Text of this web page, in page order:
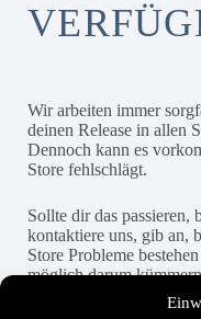
Wir arbeiten immer
deinen Release in allen
Dennoch kann es
Store fehlschlägt.
Sollte dir das passieren,
kontaktiere uns, gib an,
Store Probleme
möglich darum